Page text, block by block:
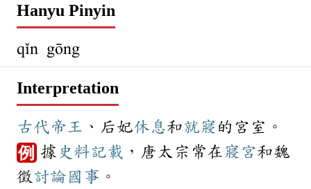
Hanyu Pinyin
qǐn gōng
Interpretation
古代帝王 、后妃休息和就寢 的宮室。
例 據 史料記載 ，唐太宗常在 寢宮和魏
徵討論 國事 。